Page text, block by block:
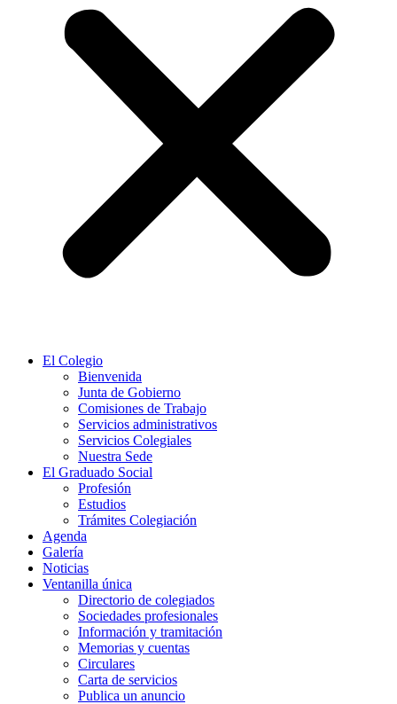
El Colegio
Bienvenida
Junta de Gobierno
Comisiones de Trabajo
Servicios administrativos
Servicios Colegiales
Nuestra Sede
El Graduado Social
Profesión
Estudios
Trámites Colegiación
Agenda
Galería
Noticias
Ventanilla única
Directorio de colegiados
Sociedades profesionales
Información y tramitación
Memorias y cuentas
Circulares
Carta de servicios
Publica un anuncio